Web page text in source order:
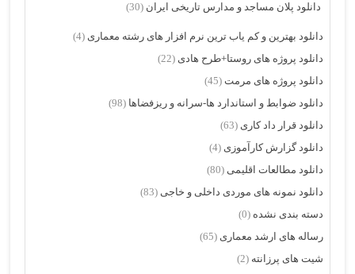
دانلود پلان مساجد و مدارس تاریخی ایران (30)
دانلود بهترین و کم یاب ترین نرم افزار های رشته معماری (4)
دانلود پروژه های روستا+طرح هادی (22)
دانلود پروژه های مرمت (45)
دانلود ضوابط و استاندارد ها-سرانه و ریزفضاها (98)
دانلود قرار داد کاری (63)
دانلود گزارش کارآموزی (4)
دانلود مطالعات اقلیمی (80)
دانلود نمونه های موردی داخلی و خاجی (83)
دسته بندی نشده (0)
رساله های ارشد معماری (65)
شیت های پرزانته (2)